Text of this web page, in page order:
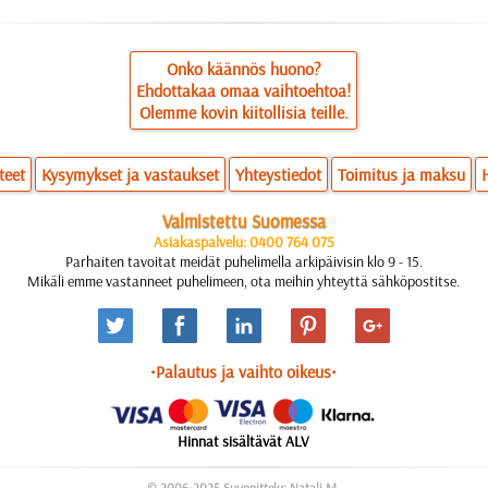
Onko käännös huono?
Ehdottakaa omaa vaihtoehtoa!
Olemme kovin kiitollisia teille.
Kysymykset ja vastaukset Yhteystiedot Toimitus ja maksu
Valmistettu Suomessa
Asiakaspalvelu: 0400 764 075
Parhaiten tavoitat meidät puhelimella arkipäivisin klo 9 - 15.
Mikäli emme vastanneet puhelimeen, ota meihin yhteyttä sähköpostitse.
•Palautus ja vaihto oikeus•
Hinnat sisältävät ALV